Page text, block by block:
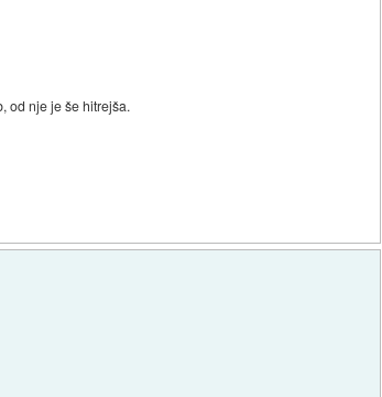
od nje je še hitrejša.